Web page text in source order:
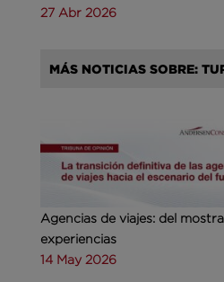
27 Abr 2026
MÁS NOTICIAS SOBRE:
Agencias de viajes: del
experiencias
14 May 2026